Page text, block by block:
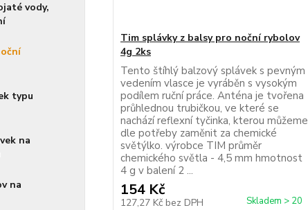
vody,
typu
na
na
Tim splávky z balsy pro noční rybolov
4g 2ks
Tento štíhlý balzový splávek s pevným
vedením vlasce je vyráběn s vysokým
podílem ruční práce. Anténa je tvořena
průhlednou trubičkou, ve které se
nachází reflexní tyčinka, kterou můžeme
dle potřeby zaměnit za chemické
světýlko. výrobce TIM průměr
chemického světla - 4,5 mm hmotnost
4 g v balení 2 ...
154 Kč
127,27 Kč bez DPH Skladem > 20